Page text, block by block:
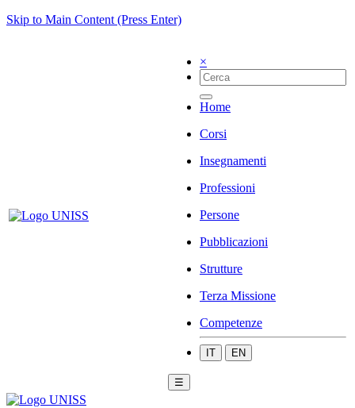
Skip to Main Content (Press Enter)
×
Home
Corsi
Insegnamenti
Professioni
Persone
Pubblicazioni
Strutture
Terza Missione
Competenze
IT EN
☰